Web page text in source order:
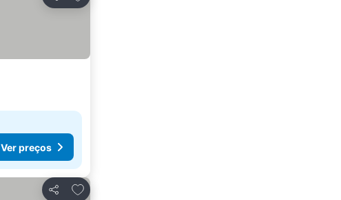
Ver preços
Partilhar
Adicionar aos favoritos